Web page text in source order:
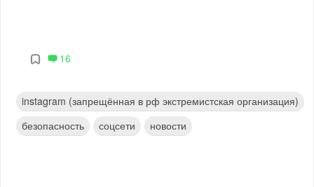
16
instagram (запрещённая в рф экстремистская организация)
безопасность
соцсети новости